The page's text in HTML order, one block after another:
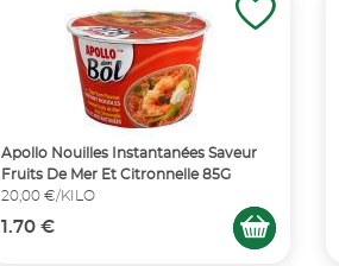
Apollo Nouilles Instantanées Saveur
Fruits De Mer Et Citronnelle 85G
20,00 €/KILO
1.70 €